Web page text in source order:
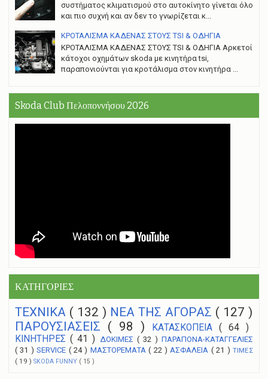
συστήματος κλιματισμού στο αυτοκίνητο γίνεται όλο
και πιο συχνή και αν δεν το γνωρίζεται κ...
ΚΡΟΤΑΛΙΣΜΑ ΚΑΔΕΝΑΣ ΣΤΟΥΣ TSI & ΟΔΗΓΙΑ
ΚΡΟΤΑΛΙΣΜΑ ΚΑΔΕΝΑΣ ΣΤΟΥΣ TSI & ΟΔΗΓΙΑ Αρκετοί
κάτοχοι οχημάτων skoda με κινητήρα tsi,
παραπονιούνται για κροτάλισμα στον κινητήρα ...
Skoda Club Πελοποννήσου 2026
ΚΑΤΗΓΟΡΙΕΣ
ΤΕΧΝΙΚΑ ( 132 ) NEA THΣ ΑΓΟΡΑΣ ( 127 )
ΠΑΡΟΥΣΙΑΣΕΙΣ ( 98 ) ΚΑΤΑΣΚΟΠΕΙΑ ( 64 )
ΚΙΝΗΤΗΡΕΣ( 41 ) ΔΟΚΙΜΕΣ ( 32 ) ΠΑΡΑΠΟΝΑ-ΚΑΤΑΓΓΕΛΙΕΣ
( 31 )SERVICE ( 24 ) ΜΑΣΤΟΡΕΜΑΤΑ( 22 ) ΑΣΦΑΛΕΙΑ ( 21 )ΤΙΜΕΣ
( 19 ) SKODA FUNNY ( 15 )